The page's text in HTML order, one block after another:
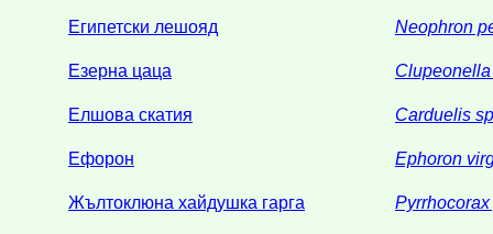
Египетски лешояд Neophron
Езерна цаца
Елшова скатия Carduelis
Ефорон Ephoron
Жълтоклюна хайдушка гарга